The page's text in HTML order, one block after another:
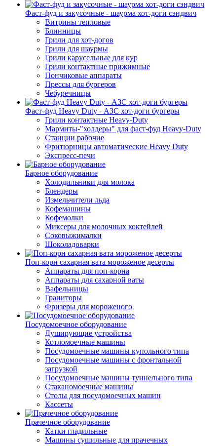
Фаст-фуд и закусочные - шаурма хот-доги сэндвич
Витрины тепловые
Блинницы
Грили для хот-догов
Грили для шаурмы
Грили карусельные для кур
Грили контактные прижимные
Пончиковые аппараты
Прессы для бургеров
Чебуречницы
Фаст-фуд Heavy Duty - АЗС хот-доги бургеры
Грили контактные Heavy-Duty
Мармиты-"холдеры" для фаст-фуд Heavy-Duty
Станции рабочие
Фритюрницы автоматические Heavy Duty
Экспресс-печи
Барное оборудование
Холодильники для молока
Блендеры
Измельчители льда
Кофемашины
Кофемолки
Миксеры для молочных коктейлей
Соковыжималки
Шоколадоварки
Поп-корн сахарная вата мороженое десерты
Аппараты для поп-корна
Аппараты для сахарной ваты
Вафельницы
Граниторы
Фризеры для мороженого
Посудомоечное оборудование
Душирующие устройства
Котломоечные машины
Посудомоечные машины купольного типа
Посудомоечные машины с фронтальной
загрузкой
Посудомоечные машины туннельного типа
Стаканомоечные машины
Столы для посудомоечных машин
Кассеты
Прачечное оборудование
Катки гладильные
Машины сушильные для прачечных